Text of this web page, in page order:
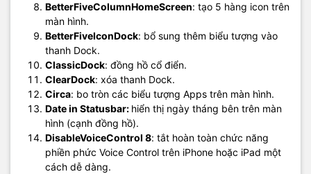
BetterFiveColumnHomeScreen: tạo 5 hàng icon trên
màn hình.
BetterFiveIconDock: bổ sung thêm biểu tượng vào
thanh Dock.
ClassicDock: đồng hồ cổ điển.
ClearDock: xóa thanh Dock.
Circa: bo tròn các biểu tượng Apps trên màn hình.
Date in Statusbar: hiển thị ngày tháng bên trên màn
hình (cạnh đồng hồ).
DisableVoiceControl 8: tắt hoàn toàn chức năng
phiền phức Voice Control trên iPhone hoặc iPad một
cách dễ dàng.